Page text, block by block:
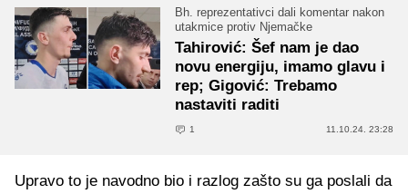
Bh. reprezentativci dali komentar nakon
utakmice protiv Njemačke
Tahirović: Šef nam je dao
novu energiju, imamo glavu i
rep; Gigović: Trebamo
nastaviti raditi
1 11.10.24. 23:28
Upravo to je navodno bio i razlog zašto su ga poslali da